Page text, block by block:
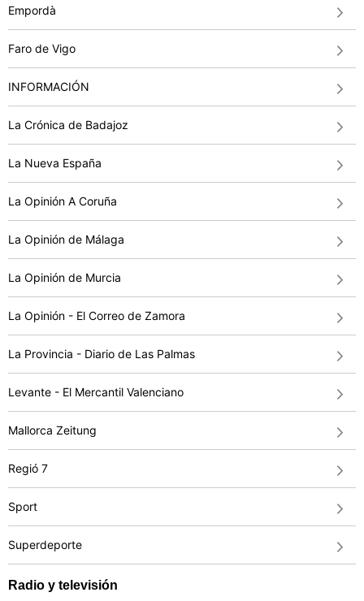
Empordà
Faro de Vigo
INFORMACIÓN
La Crónica de Badajoz
La Nueva España
La Opinión A Coruña
La Opinión de Málaga
La Opinión de Murcia
La Opinión - El Correo de Zamora
La Provincia - Diario de Las Palmas
Levante - El Mercantil Valenciano
Mallorca Zeitung
Regió 7
Sport
Superdeporte
Radio y televisión